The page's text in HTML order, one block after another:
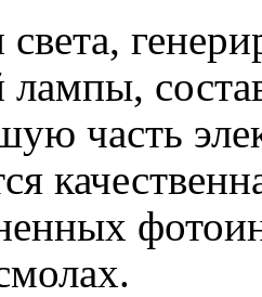
лампы,
часть